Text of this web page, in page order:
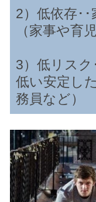
2）低依存･
（家事や育
3）低リス
低い安定し
務員など）